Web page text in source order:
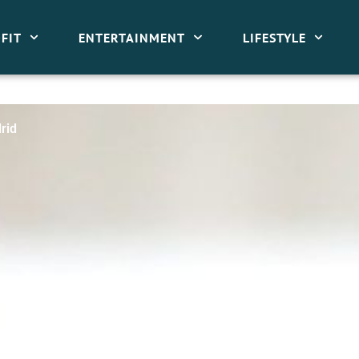
ENTERTAINMENT LIFESTYLE